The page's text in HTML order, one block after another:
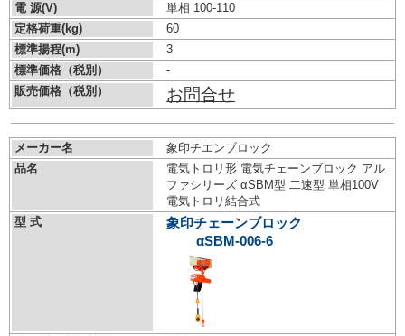
電 源(V)
単相 100-110
定格荷重(kg)
60
標準揚程(m)
3
標準価格（税別）
-
販売価格（税別）
お問合せ
メーカー名
象印チエンブロック
品名
電気トロリ形 電気チェーンブロック アル
ファシリーズ αSBM型 二速型 単相100V
電気トロリ結合式
型 式
象印チェーンブロック
αSBM-006-6